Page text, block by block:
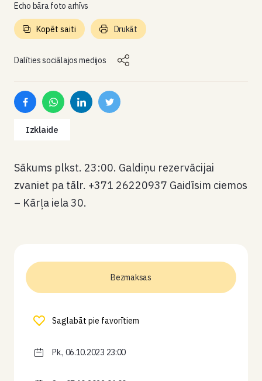
Echo bāra foto arhīvs
Dalīties sociālajos medijos
Kopēt saiti Drukāt
Izklaide
Sākums plkst. 23:00. Galdiņu rezervācijai
zvaniet pa tālr. +371 26220937 Gaidīsim ciemos
– Kārļa iela 30.
Bezmaksas
Saglabāt pie favorītiem
Pk., 06.10.2023 23:00